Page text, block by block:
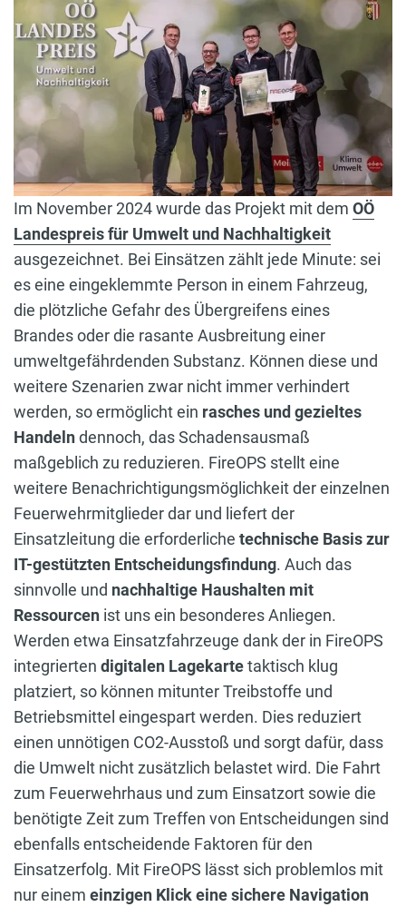
Im November 2024 wurde das Projekt mit dem OÖ
Landespreis für Umwelt und Nachhaltigkeit
ausgezeichnet. Bei Einsätzen zählt jede Minute: sei
es eine eingeklemmte Person in einem Fahrzeug,
die plötzliche Gefahr des Übergreifens eines
Brandes oder die rasante Ausbreitung einer
umweltgefährdenden Substanz. Können diese und
weitere Szenarien zwar nicht immer verhindert
werden, so ermöglicht ein rasches und gezieltes
Handelndennoch, das Schadensausmaß
maßgeblich zu reduzieren. FireOPS stellt eine
weitere Benachrichtigungsmöglichkeit der einzelnen
Feuerwehrmitglieder dar und liefert der
Einsatzleitung die erforderliche technische Basis zur
IT-gestützten Entscheidungsfindung. Auch das
sinnvolle und nachhaltige Haushalten mit
Ressourcen ist uns ein besonderes Anliegen.
Werden etwa Einsatzfahrzeuge dank der in FireOPS
integrierten digitalen Lagekartetaktisch klug
platziert, so können mitunter Treibstoffe und
Betriebsmittel eingespart werden. Dies reduziert
einen unnötigen CO2-Ausstoß und sorgt dafür, dass
die Umwelt nicht zusätzlich belastet wird. Die Fahrt
zum Feuerwehrhaus und zum Einsatzort sowie die
benötigte Zeit zum Treffen von Entscheidungen sind
ebenfalls entscheidende Faktoren für den
Einsatzerfolg. Mit FireOPS lässt sich problemlos mit
nur einem einzigen Klick eine sichere Navigation